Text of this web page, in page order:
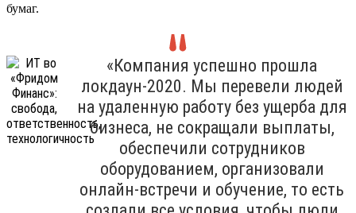
бумаг.
«Компания успешно прошла
локдаун-2020. Мы перевели людей
на удаленную работу без ущерба для
бизнеса, не сокращали выплаты,
обеспечили сотрудников
оборудованием, организовали
онлайн-встречи и обучение, то есть